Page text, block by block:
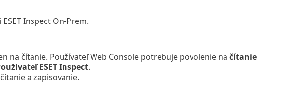
Inspect On-Prem.
na čítanie. Používateľ Web Console potrebuje povolenie na čítanie
ESET Inspect.
a zapisovanie.